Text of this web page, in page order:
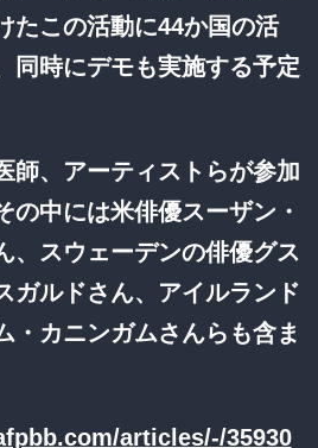
たこの活動に44か国の活
同時にデモも実施する予定
師、アーティストらが参加
の中には米俳優スーザン・
、スウェーデンの俳優グス
ガルドさん、アイルランド
・カニンガムさんらも含ま
articles/-/35930